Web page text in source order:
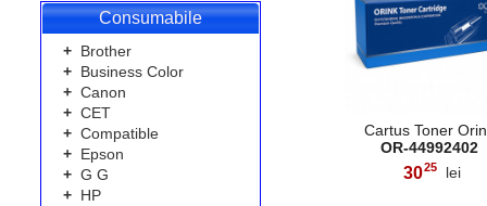
Consumabile
+ Brother
+ Business Color
+ Canon
+ CET
+ Compatible
+ Epson
+ G G
+ HP
Cartus Toner
OR-44992402
30,25 lei